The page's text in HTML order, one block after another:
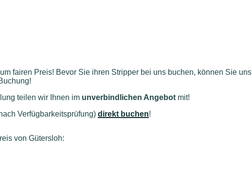
fairen Preis! Bevor Sie ihren Stripper bei uns buchen, können Sie
teilen wir Ihnen im unverbindlichen Angebot mit!
Verfügbarkeitsprüfung) direkt buchen!
von Gütersloh: